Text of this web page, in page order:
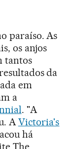
paraíso. As
os anjos
tantos
da
em
a
. "A
AVictoria's
há
The